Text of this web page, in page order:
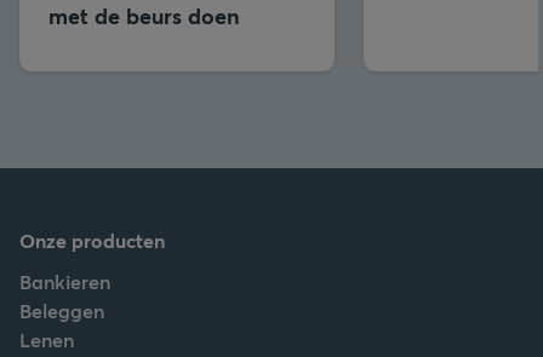
met de beurs doen
Onze producten
Bankieren
Beleggen
Lenen